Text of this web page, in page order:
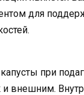
для
при
и внешним.